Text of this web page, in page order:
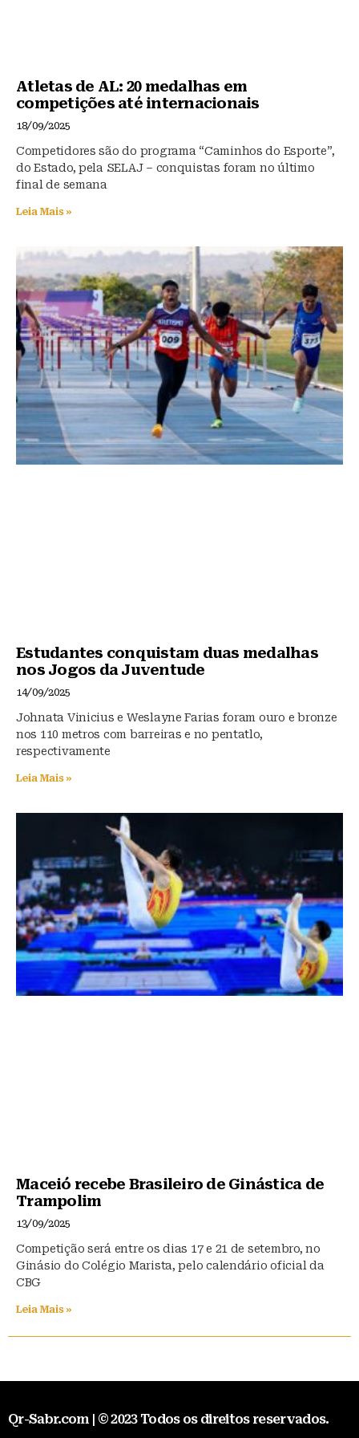
Atletas de AL: 20 medalhas em
competições até internacionais
18/09/2025
Competidores são do programa “Caminhos do Esporte”,
do Estado, pela SELAJ – conquistas foram no último
final de semana
Leia Mais »
Estudantes conquistam duas medalhas
nos Jogos da Juventude
14/09/2025
Johnata Vinicius e Weslayne Farias foram ouro e bronze
nos 110 metros com barreiras e no pentatlo,
respectivamente
Leia Mais »
Maceió recebe Brasileiro de Ginástica de
Trampolim
13/09/2025
Competição será entre os dias 17 e 21 de setembro, no
Ginásio do Colégio Marista, pelo calendário oficial da
CBG
Leia Mais »
Qr-Sabr.com | © 2023 Todos os direitos reservados.